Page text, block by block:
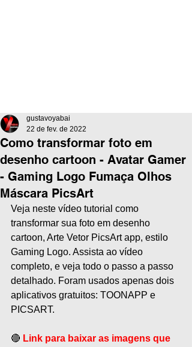
Como transformar foto em
desenho cartoon - Avatar Gamer
- Gaming Logo Fumaça Olhos
Máscara PicsArt
gustavoyabai
22 de fev. de 2022
Veja neste vídeo tutorial como
transformar sua foto em desenho
cartoon, Arte Vetor PicsArt app, estilo
Gaming Logo. Assista ao vídeo
completo, e veja todo o passo a passo
detalhado. Foram usados apenas dois
aplicativos gratuitos: TOONAPP e
PICSART.
🔴 Link para baixar as imagens que